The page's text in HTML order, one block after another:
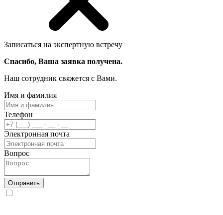
Записаться на экспертную встречу
Спасибо, Ваша заявка получена.
Наш сотрудник свяжется с Вами.
Имя и фамилия
Телефон
Электронная почта
Вопрос
Отправить